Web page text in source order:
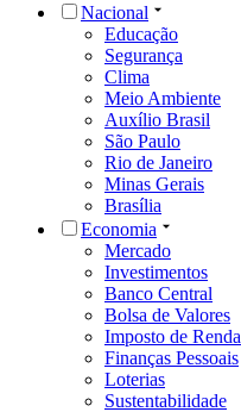
Nacional
Educação
Segurança
Clima
Meio Ambiente
Auxílio Brasil
São Paulo
Rio de Janeiro
Minas Gerais
Brasília
Economia
Mercado
Investimentos
Banco Central
Bolsa de Valores
Imposto de Renda
Finanças Pessoais
Loterias
Sustentabilidade